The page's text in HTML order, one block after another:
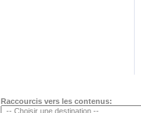
Raccourcis vers les contenus: